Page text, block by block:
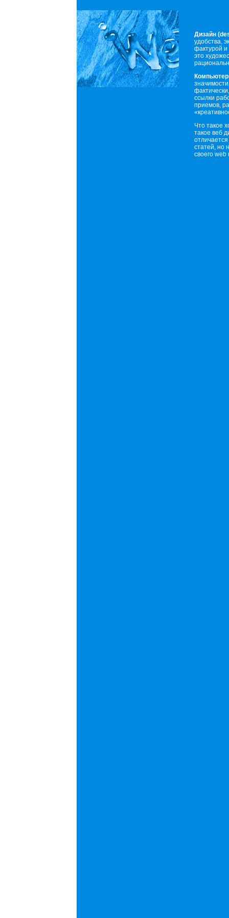
Дизайн
удобства,
фактурой и
это
ссылки
приемов,
Что такое
такое веб
статей, но
своего web